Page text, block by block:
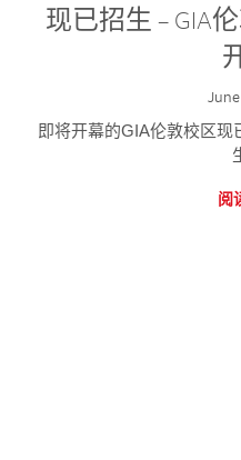
现已招生 – GIA
即将开幕的GIA伦敦校区现
阅